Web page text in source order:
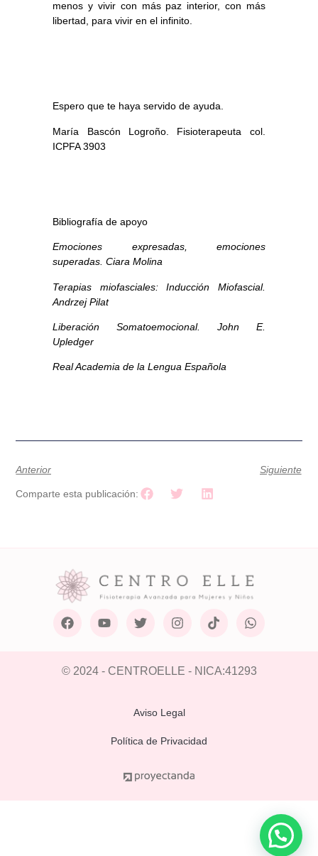
menos y vivir con más paz interior, con más
libertad, para vivir en el infinito.
Espero que te haya servido de ayuda.
María Bascón Logroño. Fisioterapeuta col.
ICPFA 3903
Bibliografía de apoyo
Emociones expresadas, emociones
superadas. Ciara Molina
Terapias miofasciales: Inducción Miofascial.
Andrzej Pilat
Liberación Somatoemocional. John E.
Upledger
Real Academia de la Lengua Española
Anterior Siguiente
Comparte esta publicación:
© 2024 - CENTROELLE - NICA:41293
Aviso Legal
Política de Privacidad